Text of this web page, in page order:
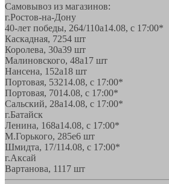
Самовывоз из магазинов:
г.Ростов-на-Дону
40-лет победы, 264/110а14.08, с 17:00*
Каскадная, 7254 шт
Королева, 30а39 шт
Малиновского, 48а17 шт
Нансена, 152а18 шт
Портовая, 53214.08, с 17:00*
Портовая, 7014.08, с 17:00*
Сальский, 28a14.08, с 17:00*
г.Батайск
Ленина, 168а14.08, с 17:00*
М.Горького, 285е6 шт
Шмидта, 17/114.08, с 17:00*
г.Аксай
Вартанова, 1117 шт